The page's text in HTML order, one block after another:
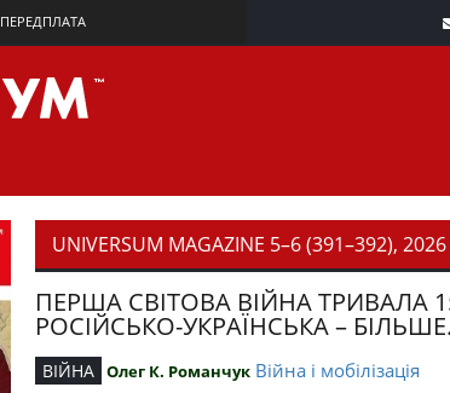
ПЕРЕДПЛАТА
UNIVERSUM MAGAZINE 5–6 (391–392), 2026
ПЕРША СВІТОВА ВІЙНА ТРИВАЛА
РОСІЙСЬКО-УКРАЇНСЬКА –
ВІЙНА Олег К. Романчук Війна і мобілізація